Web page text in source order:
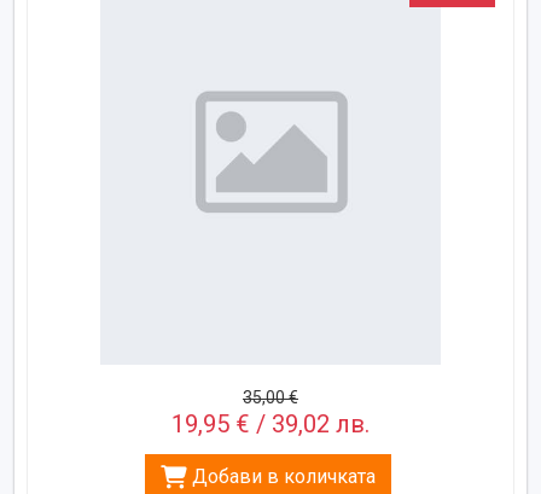
35,00 €
19,95 € / 39,02 лв.
Добави в количката